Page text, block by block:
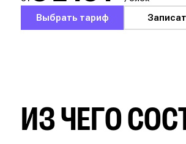
Выбрать тариф
ИЗ ЧЕГО